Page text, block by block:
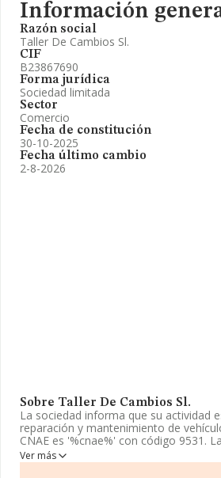
Información
Razón social
Taller De Cambios Sl.
CIF
B23867690
Forma jurídica
Sociedad limitada
Sector
Comercio
Fecha de constitución
30-10-2025
Fecha último cambio
2-8-2026
Sobre Taller De Cambios Sl.
La sociedad informa que su actividad
reparación y mantenimiento de
CNAE es '%cnae%' con código 9531.
Es posible ponerse en contacto con
Ver más